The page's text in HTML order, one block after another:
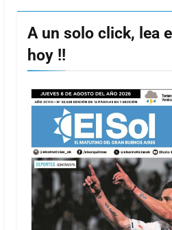
A un solo click, lea
hoy !!